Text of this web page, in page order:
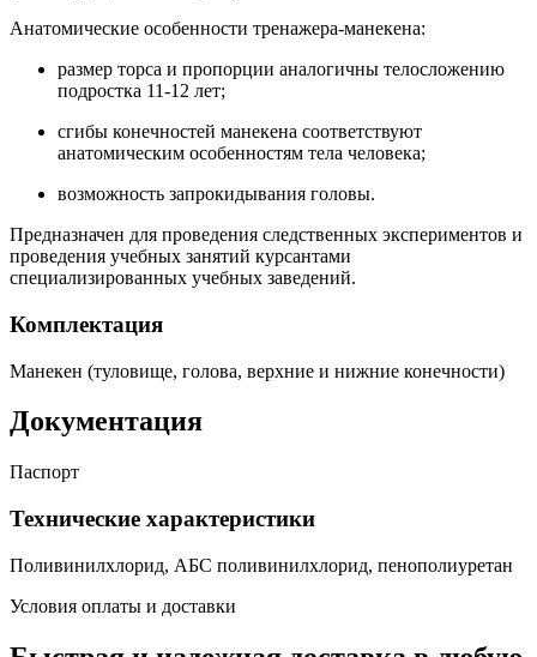
Анатомические особенности тренажера-манекена:
размер торса и пропорции аналогичны телосложению
подростка 11-12 лет;
сгибы конечностей манекена соответствуют
анатомическим особенностям тела человека;
возможность запрокидывания головы.
Предназначен для проведения следственных экспериментов и
проведения учебных занятий курсантами
специализированных учебных заведений.
Комплектация
Манекен (туловище, голова, верхние и нижние конечности)
Документация
Паспорт
Технические характеристики
Поливинилхлорид, АБС поливинилхлорид, пенополиуретан
Условия оплаты и доставки